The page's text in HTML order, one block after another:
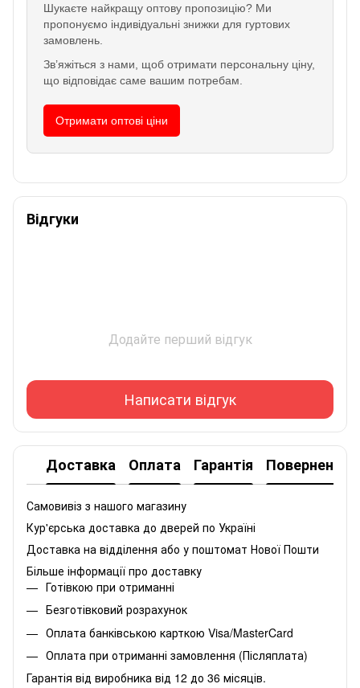
Шукаєте найкращу оптову пропозицію? Ми
пропонуємо індивідуальні знижки для гуртових
замовлень.
Зв’яжіться з нами, щоб отримати персональну ціну,
що відповідає саме вашим потребам.
Отримати оптові ціни
Відгуки
Додайте перший відгук
Написати відгук
Доставка Оплата Гарантія Повернення
Самовивіз з нашого магазину
Кур'єрська доставка до дверей по Україні
Доставка на відділення або у поштомат Нової Пошти
Більше інформації про доставку
Готівкою при отриманні
Безготівковий розрахунок
Оплата банківською карткою Visa/MasterCard
Оплата при отриманні замовлення (Післяплата)
Гарантія від виробника від 12 до 36 місяців.